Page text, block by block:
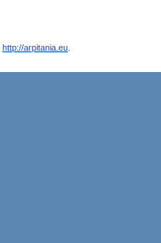
http://arpitania.eu